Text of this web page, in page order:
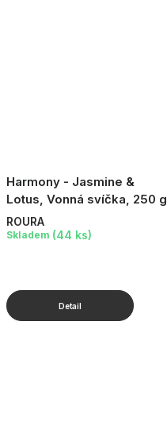
Harmony - Jasmine &
Lotus, Vonná svíčka, 250 g
ROURA
Skladem (44 ks)